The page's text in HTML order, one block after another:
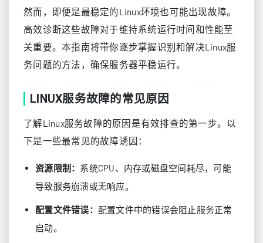
然而，即便是最稳定的Linux环境也可能出现故障。
高效诊断这些故障对于维持系统运行时间和性能至
关重要。本指南将带你逐步掌握识别和解决Linux服
务问题的方法，确保服务器平稳运行。
LINUX服务故障的常见原因
了解Linux服务故障的原因是有效排查的第一步。以
下是一些最常见的故障诱因：
资源限制： 系统CPU、内存或磁盘空间耗尽，可能
导致服务崩溃或无响应。
配置文件错误： 配置文件中的错误会阻止服务正常
启动。